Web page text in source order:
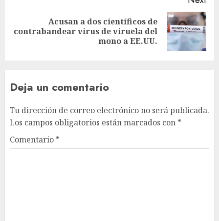
Acusan a dos científicos de
contrabandear virus de viruela del
mono a EE.UU.
Deja un comentario
Tu dirección de correo electrónico no será publicada.
Los campos obligatorios están marcados con *
Comentario *